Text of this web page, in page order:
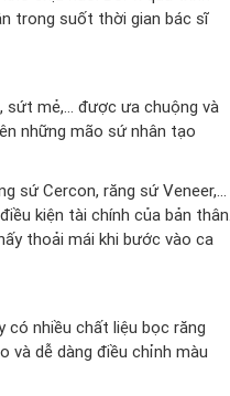
trong suốt thời gian bác sĩ
sứt mẻ,… được ưa chuộng và
những mão sứ nhân tạo
sứ Cercon, răng sứ Veneer,…
kiện tài chính của bản thân.
thoải mái khi bước vào ca
nhiều chất liệu bọc răng
và dễ dàng điều chỉnh màu